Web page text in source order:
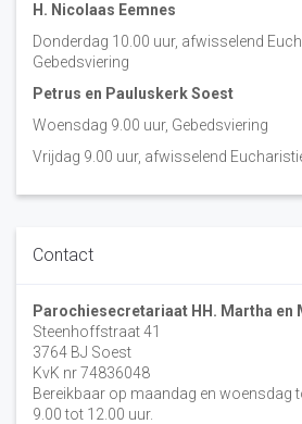
H. Nicolaas Eemnes
Donderdag 10.00 uur, afwisselend
Gebedsviering
Petrus en Pauluskerk Soest
Woensdag 9.00 uur, Gebedsviering
Vrijdag 9.00 uur, afwisselend
Contact
Parochiesecretariaat HH. Martha en
Steenhoffstraat 41
3764 BJ Soest
KvK nr 74836048
Bereikbaar op maandag en woensdag
9.00 tot 12.00 uur.